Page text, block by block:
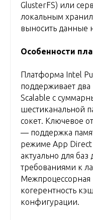
GlusterFS) или
локальным
выносить данные
Особенности
Платформа Intel
поддерживает два
Scalable с
шестиканальной
сокет. Ключевое
— поддержка
режиме App Direct
актуально для
требованиями к
Межпроцессорная
когерентность
конфигурации.